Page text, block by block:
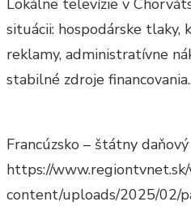
Lokálne televízie v
situácii: hospodárske tlaky,
reklamy, administratívne
stabilné zdroje
Francúzsko – štátny
https://
content/uploads/2025/02/